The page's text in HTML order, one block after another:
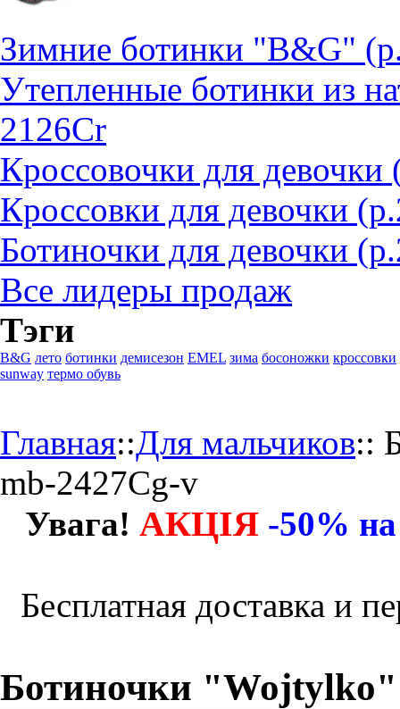
Зимние ботинки "B&G"
Утепленные ботинки из
2126Cr
Кроссовочки для
Кроссовки для девочки
Ботиночки для девочки
Все лидеры продаж
Тэги
B&G лето ботинки демисезон EMEL зима босоножки кроссовки
sunway термо обувь
Главная::Для мальчиков::
mb-2427Cg-v
Увага! АКЦІЯ -50%
Бесплатная доставка и
Ботиночки "Wojtylko"